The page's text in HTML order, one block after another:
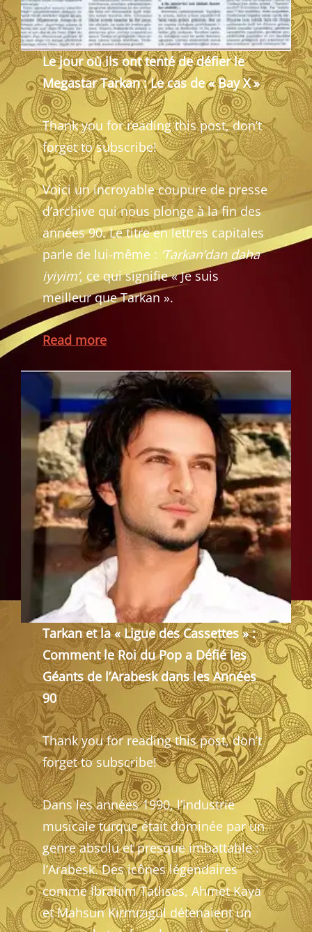
Le jour où ils ont tenté de défier le
Megastar Tarkan : Le cas de « Bay X »
Thank you for reading this post, don’t
forget to subscribe!
Voici un incroyable coupure de presse
d’archive qui nous plonge à la fin des
années 90. Le titre en lettres capitales
parle de lui-même : ‘Tarkan’dan daha
iyiyim’, ce qui signifie « Je suis
meilleur que Tarkan ».
Read more
Tarkan et la « Ligue des Cassettes » :
Comment le Roi du Pop a Défié les
Géants de l’Arabesk dans les Années
90
Thank you for reading this post, don’t
forget to subscribe!
Dans les années 1990, l’industrie
musicale turque était dominée par un
genre absolu et presque imbattable :
l’Arabesk. Des icônes légendaires
comme İbrahim Tatlıses, Ahmet Kaya
et Mahsun Kırmızıgül détenaient un